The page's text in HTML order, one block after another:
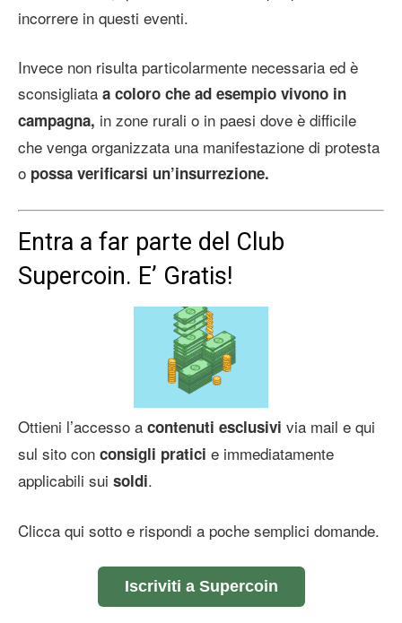
incorrere in questi eventi.
Invece non risulta particolarmente necessaria ed è
sconsigliata a coloro che ad esempio vivono in
campagna, in zone rurali o in paesi dove è difficile
che venga organizzata una manifestazione di protesta
o possa verificarsi un’insurrezione.
Entra a far parte del Club
Supercoin. E’ Gratis!
Ottieni l’accesso a contenuti esclusivi via mail e qui
sul sito con consigli pratici e immediatamente
applicabili sui soldi.
Clicca qui sotto e rispondi a poche semplici domande.
Iscriviti a Supercoin